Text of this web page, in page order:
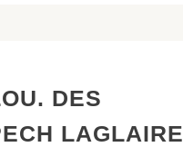
DES
LAGLAIRE